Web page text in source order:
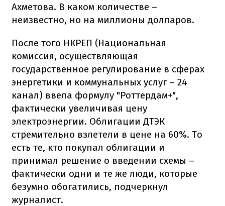
Ахметова. В каком количестве –
неизвестно, но на миллионы долларов.
После того НКРЕП (Национальная
комиссия, осуществляющая
государственное регулирование в сферах
энергетики и коммунальных услуг – 24
канал) ввела формулу "Роттердам+",
фактически увеличивая цену
электроэнергии. Облигации ДТЭК
стремительно взлетели в цене на 60%. То
есть те, кто покупал облигации и
принимал решение о введении схемы –
фактически одни и те же люди, которые
безумно обогатились, подчеркнул
журналист.